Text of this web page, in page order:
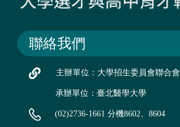
聯絡我們
主辦單位：大學招生委員會聯合會
承辦單位：臺北醫學大學
(02)2736-1661 分機8602、8604